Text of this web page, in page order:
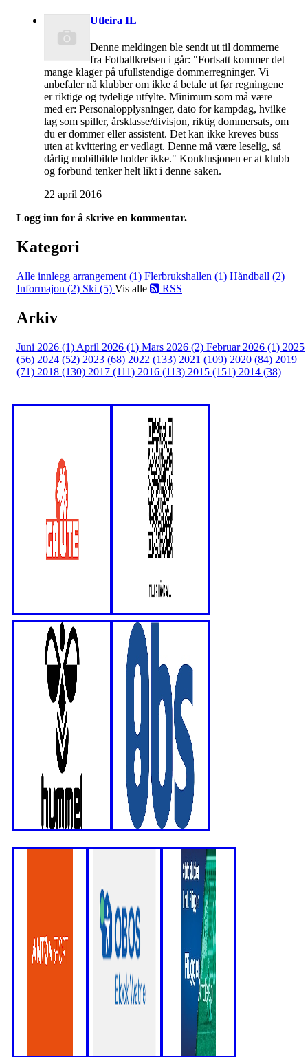
Utleira IL
Denne meldingen ble sendt ut til dommerne
fra Fotballkretsen i går: "Fortsatt kommer det
mange klager på ufullstendige dommerregninger. Vi
anbefaler nå klubber om ikke å betale ut før regningene
er riktige og tydelige utfylte. Minimum som må være
med er: Personalopplysninger, dato for kampdag, hvilke
lag som spiller, årsklasse/divisjon, riktig dommersats, om
du er dommer eller assistent. Det kan ikke kreves buss
uten at kvittering er vedlagt. Denne må være leselig, så
dårlig mobilbilde holder ikke." Konklusjonen er at klubb
og forbund tenker helt likt i denne saken.
22 april 2016
Logg inn for å skrive en kommentar.
Kategori
Alle innlegg arrangement (1) Flerbrukshallen (1) Håndball (2)
Informajon (2) Ski (5) Vis alle RSS
Arkiv
Juni 2026 (1) April 2026 (1) Mars 2026 (2) Februar 2026 (1) 2025
(56) 2024 (52) 2023 (68) 2022 (133) 2021 (109) 2020 (84) 2019
(71) 2018 (130) 2017 (111) 2016 (113) 2015 (151) 2014 (38)